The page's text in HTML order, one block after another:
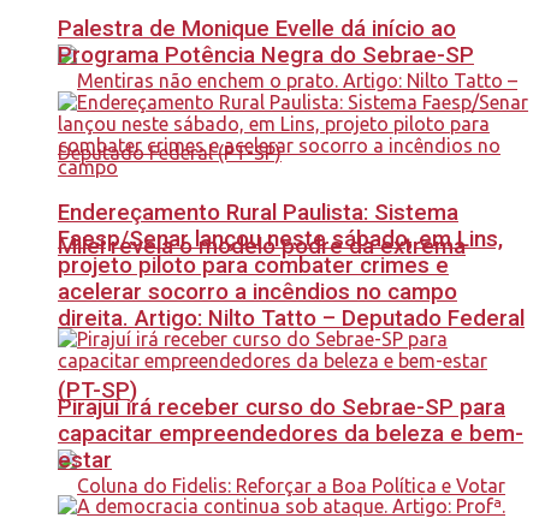
Milei revela o modelo podre da extrema
direita. Artigo: Nilto Tatto – Deputado Federal
(PT-SP)
Palestra de Monique Evelle dá início ao
Programa Potência Negra do Sebrae-SP
Endereçamento Rural Paulista: Sistema
Faesp/Senar lançou neste sábado, em Lins,
projeto piloto para combater crimes e
acelerar socorro a incêndios no campo
Pirajuí irá receber curso do Sebrae-SP para
capacitar empreendedores da beleza e bem-
estar